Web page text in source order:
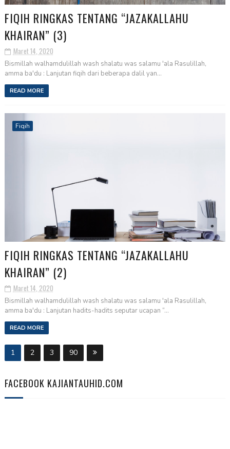
FIQIH RINGKAS TENTANG “JAZAKALLAHU
KHAIRAN” (3)
Maret 14, 2020
Bismillah walhamdulillah wash shalatu was salamu 'ala Rasulillah,
amma ba'du : Lanjutan fiqih dari beberapa dalil yan...
READ MORE
Fiqih
FIQIH RINGKAS TENTANG “JAZAKALLAHU
KHAIRAN” (2)
Maret 14, 2020
Bismillah walhamdulillah wash shalatu was salamu 'ala Rasulillah,
amma ba'du : Lanjutan hadits-hadits seputar ucapan “...
READ MORE
1 2 3 90
FACEBOOK KAJIANTAUHID.COM